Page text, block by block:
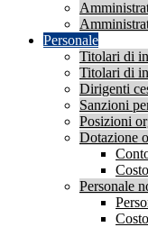
Personale
Titolari di
Titolari di
Dirigenti
Sanzioni
Posizioni
Dotazione
Personale